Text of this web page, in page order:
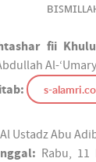
fii
Al-‘Umary
s-
Al Ustadz Abu
Rabu,